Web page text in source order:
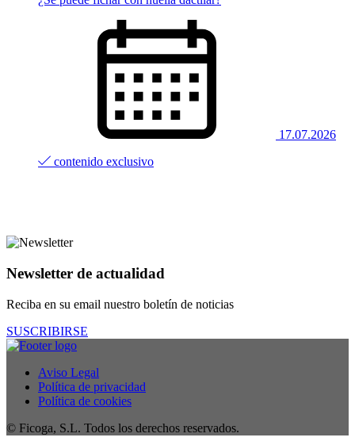
17.07.2026
contenido exclusivo
Newsletter de actualidad
Reciba en su email nuestro boletín de noticias
SUSCRIBIRSE
Aviso Legal
Política de privacidad
Política de cookies
© Ficoga, S.L. Todos los derechos reservados.